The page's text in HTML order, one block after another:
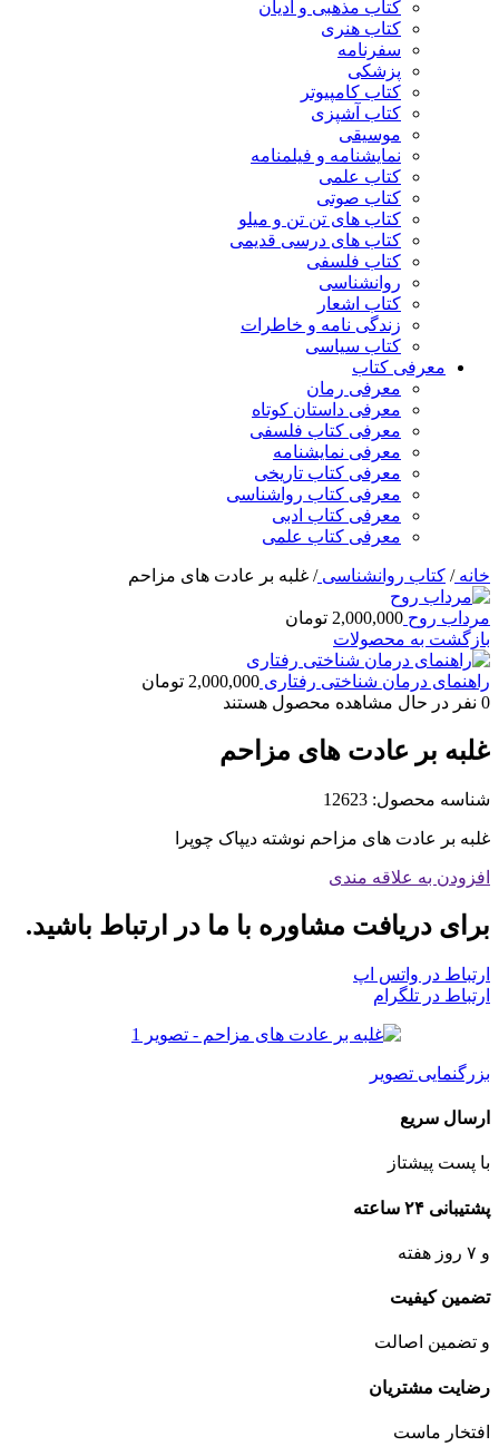
کتاب مذهبی و ادیان
کتاب هنری
سفرنامه
پزشکی
کتاب کامپیوتر
کتاب آشپزی
موسیقی
نمایشنامه و فیلمنامه
کتاب علمی
کتاب صوتی
کتاب های تن تن و میلو
کتاب های درسی قدیمی
کتاب فلسفی
روانشناسی
کتاب اشعار
زندگی نامه و خاطرات
کتاب سیاسی
معرفی کتاب
معرفی رمان
معرفی داستان کوتاه
معرفی کتاب فلسفی
معرفی نمایشنامه
معرفی کتاب تاریخی
معرفی کتاب رواشناسی
معرفی کتاب ادبی
معرفی کتاب علمی
خانه/ کتاب روانشناسی/ غلبه بر عادت های مزاحم
مرداب روح 2,000,000 تومان
بازگشت به محصولات
راهنمای درمان شناختی رفتاری 2,000,000 تومان
0 نفر در حال مشاهده محصول هستند
غلبه بر عادت های مزاحم
شناسه محصول: 12623
غلبه بر عادت های مزاحم نوشته دیپاک چوپرا
افزودن به علاقه مندی
برای دریافت مشاوره با ما در ارتباط باشید.
ارتباط در واتس اپ
ارتباط در تلگرام
بزرگنمایی تصویر
ارسال سریع
با پست پیشتاز
پشتیبانی ۲۴ ساعته
و ۷ روز هفته
تضمین کیفیت
و تضمین اصالت
رضایت مشتریان
افتخار ماست